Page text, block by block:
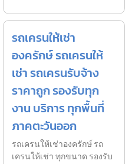
รถเครนให้เช่า
องครักษ์ รถเครนให้
เช่า รถเครนรับจ้าง
ราคาถูก รองรับทุก
งาน บริการ ทุกพื้นที่
ภาคตะวันออก
รถเครนให้เช่าองครักษ์ รถ
เครนให้เช่า ทุกขนาด รองรับ